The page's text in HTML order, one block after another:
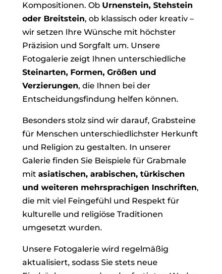
Kompositionen. Ob Urnenstein, Stehstein
oder Breitstein, ob klassisch oder kreativ –
wir setzen Ihre Wünsche mit höchster
Präzision und Sorgfalt um. Unsere
Fotogalerie zeigt Ihnen unterschiedliche
Steinarten, Formen, Größen und
Verzierungen, die Ihnen bei der
Entscheidungsfindung helfen können.
Besonders stolz sind wir darauf, Grabsteine
für Menschen unterschiedlichster Herkunft
und Religion zu gestalten. In unserer
Galerie finden Sie Beispiele für Grabmale
mit asiatischen, arabischen, türkischen
und weiteren mehrsprachigen Inschriften,
die mit viel Feingefühl und Respekt für
kulturelle und religiöse Traditionen
umgesetzt wurden.
Unsere Fotogalerie wird regelmäßig
aktualisiert, sodass Sie stets neue